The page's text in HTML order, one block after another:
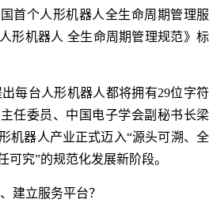
首个人形机器人全生命周期管理服
形机器人 全生命周期管理规范》标
每台人形机器人都将拥有29位字符
任委员、中国电子学会副秘书长梁
机器人产业正式迈入“源头可溯、全
可究”的规范化发展新阶段。
建立服务平台？